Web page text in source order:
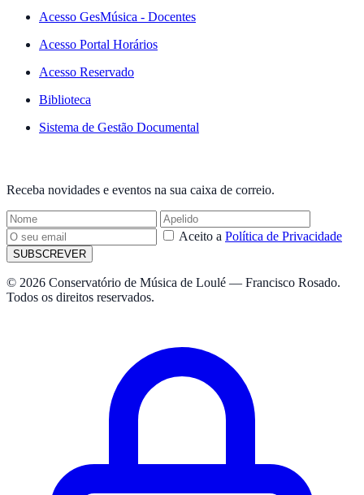
Acesso GesMúsica - Docentes
Acesso Portal Horários
Acesso Reservado
Biblioteca
Sistema de Gestão Documental
Receba novidades e eventos na sua caixa de correio.
Aceito a Política de Privacidade
SUBSCREVER
© 2026 Conservatório de Música de Loulé — Francisco Rosado.
Todos os direitos reservados.